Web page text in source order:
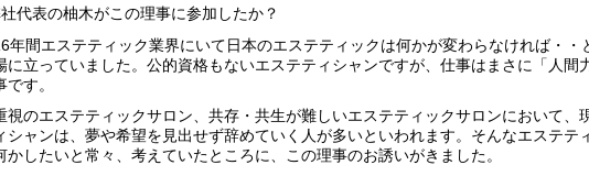
代表の柚木がこの理事に参加したか？
年間エステティック業界にいて日本のエステティックは何かが変わらなければ・・
に立っていました。公的資格もないエステティシャンですが、仕事はまさに「人間
す。
視のエステティックサロン、共存・共生が難しいエステティックサロンにおいて、
シャンは、夢や希望を見出せず辞めていく人が多いといわれます。そんなエステテ
かしたいと常々、考えていたところに、この理事のお誘いがきました。